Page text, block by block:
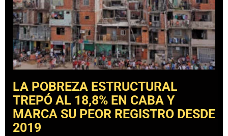
LA POBREZA ESTRUCTURAL
TREPÓ AL 18,8% EN CABA Y
MARCA SU PEOR REGISTRO DESDE
2019